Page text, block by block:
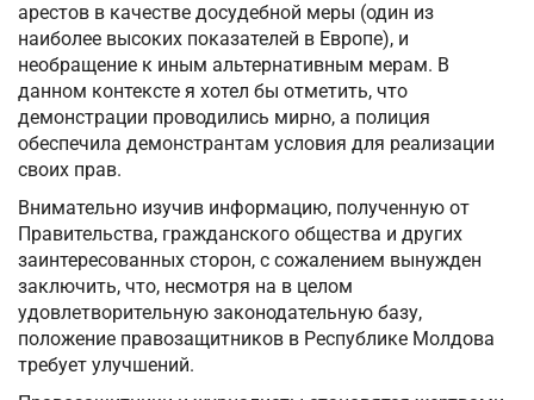
арестов в качестве досудебной меры (один из
наиболее высоких показателей в Европе), и
необращение к иным альтернативным мерам. В
данном контексте я хотел бы отметить, что
демонстрации проводились мирно, а полиция
обеспечила демонстрантам условия для реализации
своих прав.
Внимательно изучив информацию, полученную от
Правительства, гражданского общества и других
заинтересованных сторон, с сожалением вынужден
заключить, что, несмотря на в целом
удовлетворительную законодательную базу,
положение правозащитников в Республике Молдова
требует улучшений.